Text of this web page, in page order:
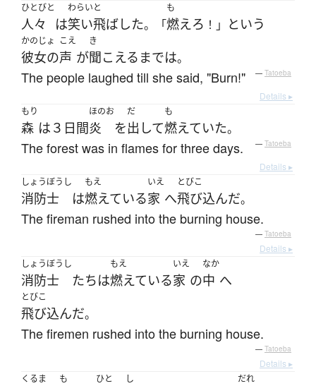
ひとびと
人々 は
わらいと
笑い飛ばした。「
も
燃えろ ！」 という
かのじょ
彼女の
こえ
声 が
き
聞こえる までは。
The people laughed till she said, "Burn!" — Tatoeba
Details ▸
もり
森 は ３日間
ほのお
炎 を
だ
出して
も
燃えていた。
The forest was in flames for three days. — Tatoeba
Details ▸
しょうぼうし
消防士 は
もえ
燃えている
いえ
家 へ
とびこ
飛び込んだ。
The fireman rushed into the burning house.
— Tatoeba
Details ▸
しょうぼうし
消防士 たちは
もえ
燃えている
いえ
家 の
なか
中 へ
とびこ
飛び込んだ。
The firemen rushed into the burning house.
— Tatoeba
Details ▸
くるま
も ひと し だれ